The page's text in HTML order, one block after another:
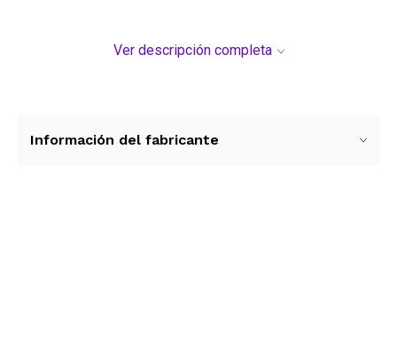
Ver descripción completa
Información del fabricante